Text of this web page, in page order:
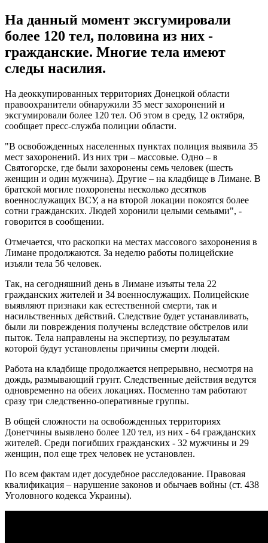
На данный момент эксгумировали
более 120 тел, половина из них -
гражданские. Многие тела имеют
следы насилия.
На деоккупированных территориях Донецкой области
правоохранители обнаружили 35 мест захоронений и
эксгумировали более 120 тел. Об этом в среду, 12 октября,
сообщает пресс-служба полиции области.
"В освобожденных населенных пунктах полиция выявила 35
мест захоронений. Из них три – массовые. Одно – в
Святогорске, где были захоронены семь человек (шесть
женщин и один мужчина). Другие – на кладбище в Лимане. В
братской могиле похоронены несколько десятков
военнослужащих ВСУ, а на второй локации покоятся более
сотни гражданских. Людей хоронили целыми семьями", -
говорится в сообщении.
Отмечается, что раскопки на местах массового захоронения в
Лимане продолжаются. За неделю работы полицейские
изъяли тела 56 человек.
Так, на сегодняшний день в Лимане изъяты тела 22
гражданских жителей и 34 военнослужащих. Полицейские
выявляют признаки как естественной смерти, так и
насильственных действий. Следствие будет устанавливать,
были ли повреждения получены вследствие обстрелов или
пыток. Тела направлены на экспертизу, по результатам
которой будут установлены причины смерти людей.
Работа на кладбище продолжается непрерывно, несмотря на
дождь, размывающий грунт. Следственные действия ведутся
одновременно на обеих локациях. Посменно там работают
сразу три следственно-оперативные группы.
В общей сложности на освобожденных территориях
Донетчины выявлено более 120 тел, из них - 64 гражданских
жителей. Среди погибших гражданских - 32 мужчины и 29
женщин, пол еще трех человек не установлен.
По всем фактам идет досудебное расследование. Правовая
квалификация – нарушение законов и обычаев войны (ст. 438
Уголовного кодекса Украины).